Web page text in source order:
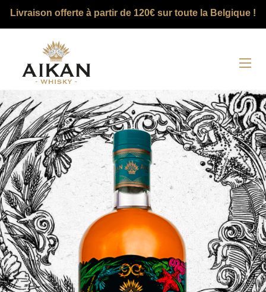
Livraison offerte à partir de 120€ sur toute la Belgique !